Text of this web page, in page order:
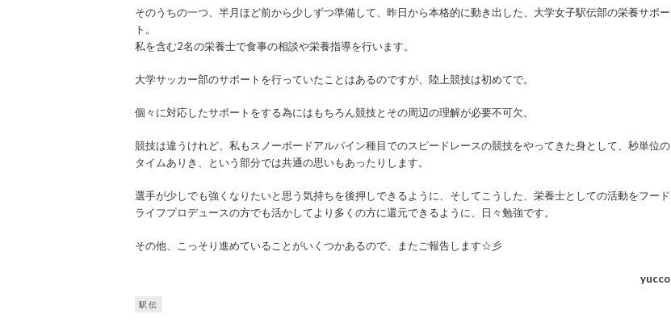
そのうちの一つ、半月ほど前から少しずつ準備して、昨日から本格的に動き出した、大学女子駅伝部の栄養サポー
ト。
私を含む2名の栄養士で食事の相談や栄養指導を行います。
大学サッカー部のサポートを行っていたことはあるのですが、陸上競技は初めてで。
個々に対応したサポートをする為にはもちろん競技とその周辺の理解が必要不可欠。
競技は違うけれど、私もスノーボードアルパイン種目でのスピードレースの競技をやってきた身として、秒単位の
タイムありき、という部分では共通の思いもあったりします。
選手が少しでも強くなりたいと思う気持ちを後押しできるように、そしてこうした、栄養士としての活動をフード
ライフプロデュースの方でも活かしてより多くの方に還元できるように、日々勉強です。
その他、こっそり進めていることがいくつかあるので、またご報告します☆彡
yucco
駅伝